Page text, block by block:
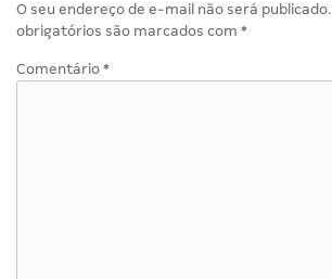
O seu endereço de e-mail não será publicado.
obrigatórios são marcados com *
Comentário *